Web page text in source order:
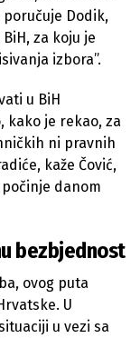
Dodik,
za koju je
izbora”.
u BiH
kako je rekao, za
ni pravnih
kaže Čović,
danom
bezbjednost
ovog puta
U
u vezi sa